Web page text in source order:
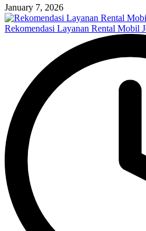
January 7, 2026
Rekomendasi Layanan Rental Mobil